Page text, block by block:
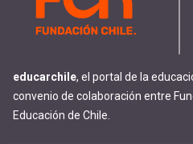
educarchile, el portal de la
convenio de colaboración entre
Educación de Chile.